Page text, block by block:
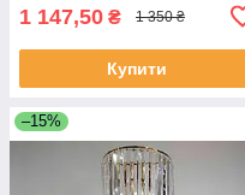
1 147,50 ₴ 1 350 ₴
Купити
–15%